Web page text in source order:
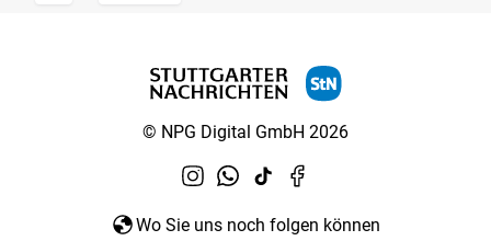
© NPG Digital GmbH 2026
Wo Sie uns noch folgen können